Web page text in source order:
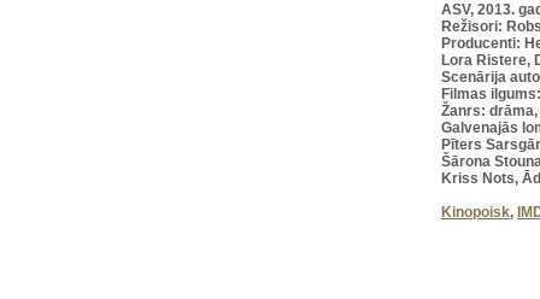
ASV, 2013.
Režisori:
Producenti:
Lora Ristere,
Scenārija
Filmas
Žanrs:
Galvenajās
Pīters
Šārona
Kriss Nots,
Kinopoisk,